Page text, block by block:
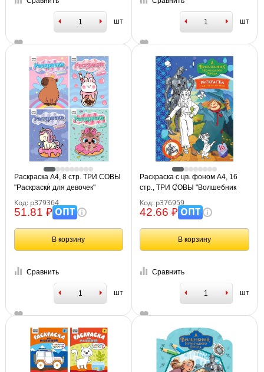
шт шт
Раскраска А4, 8 стр. ТРИ СОВЫ
"Раскраски для девочек"
Код: р379364
51.81 ₽ОПТ
В корзину
Сравнить
шт
Раскраска с цв. фоном А4, 16
стр., ТРИ СОВЫ "Волшебник
Изумрудного города"
Код: р376959
42.66 ₽ОПТ
В корзину
Сравнить
шт